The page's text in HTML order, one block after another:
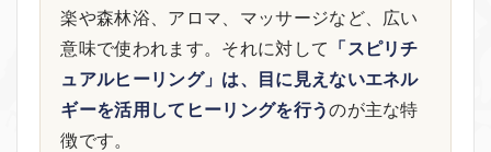
楽や森林浴、アロマ、マッサージなど、広い
意味で使われます。それに対して 「スピリチ
ュアルヒーリング」は、目に見えないエネル
ギーを活用してヒーリングを行うのが主な特
徴です。